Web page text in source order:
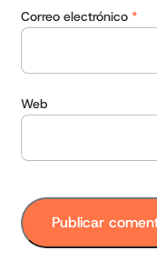
Correo electrónico *
Web